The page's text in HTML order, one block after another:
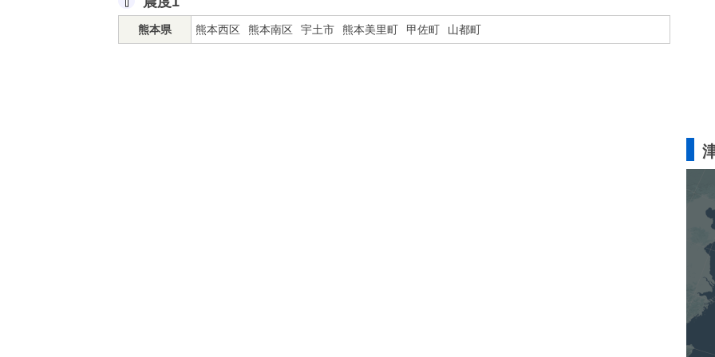
熊本県 熊本西区 熊本南区 宇土市 熊本美里町 甲佐町 山都町